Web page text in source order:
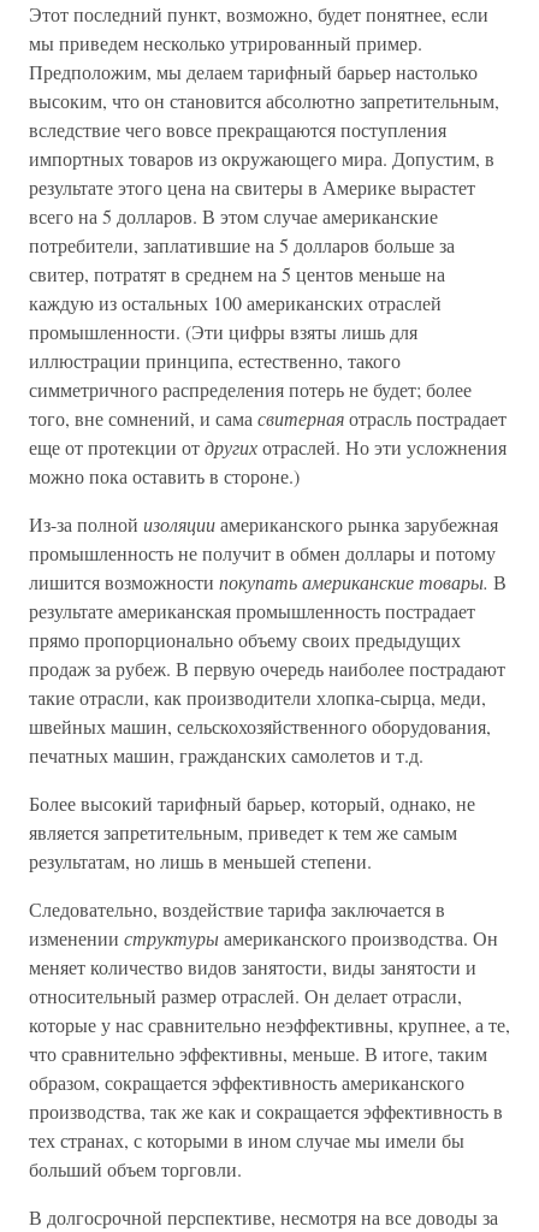
Этот последний пункт, возможно, будет понятнее, если
мы приведем несколько утрированный пример.
Предположим, мы делаем тарифный барьер настолько
высоким, что он становится абсолютно запретительным,
вследствие чего вовсе прекращаются поступления
импортных товаров из окружающего мира. Допустим, в
результате этого цена на свитеры в Америке вырастет
всего на 5 долларов. В этом случае американские
потребители, заплатившие на 5 долларов больше за
свитер, потратят в среднем на 5 центов меньше на
каждую из остальных 100 американских отраслей
промышленности. (Эти цифры взяты лишь для
иллюстрации принципа, естественно, такого
симметричного распределения потерь не будет; более
того, вне сомнений, и сама свитернаяотрасль пострадает
еще от протекции отдругихотраслей. Но эти усложнения
можно пока оставить в стороне.)
Из-за полной изоляцииамериканского рынка зарубежная
промышленность не получит в обмен доллары и потому
лишится возможности покупать американские товары. В
результате американская промышленность пострадает
прямо пропорционально объему своих предыдущих
продаж за рубеж. В первую очередь наиболее пострадают
такие отрасли, как производители хлопка-сырца, меди,
швейных машин, сельскохозяйственного оборудования,
печатных машин, гражданских самолетов и т.д.
Более высокий тарифный барьер, который, однако, не
является запретительным, приведет к тем же самым
результатам, но лишь в меньшей степени.
Следовательно, воздействие тарифа заключается в
изменении структурыамериканского производства. Он
меняет количество видов занятости, виды занятости и
относительный размер отраслей. Он делает отрасли,
которые у нас сравнительно неэффективны, крупнее, а те,
что сравнительно эффективны, меньше. В итоге, таким
образом, сокращается эффективность американского
производства, так же как и сокращается эффективность в
тех странах, с которыми в ином случае мы имели бы
больший объем торговли.
В долгосрочной перспективе, несмотря на все доводы за